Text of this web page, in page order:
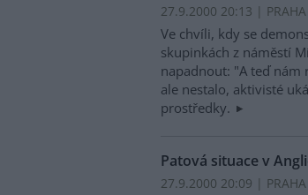
27.9.2000 20:13 |
Ve chvíli, kdy se
skupinkách z náměstí
napadnout: "A teď nám
ale nestalo, aktivisté
prostředky.
Patová situace v
27.9.2000 20:09 |